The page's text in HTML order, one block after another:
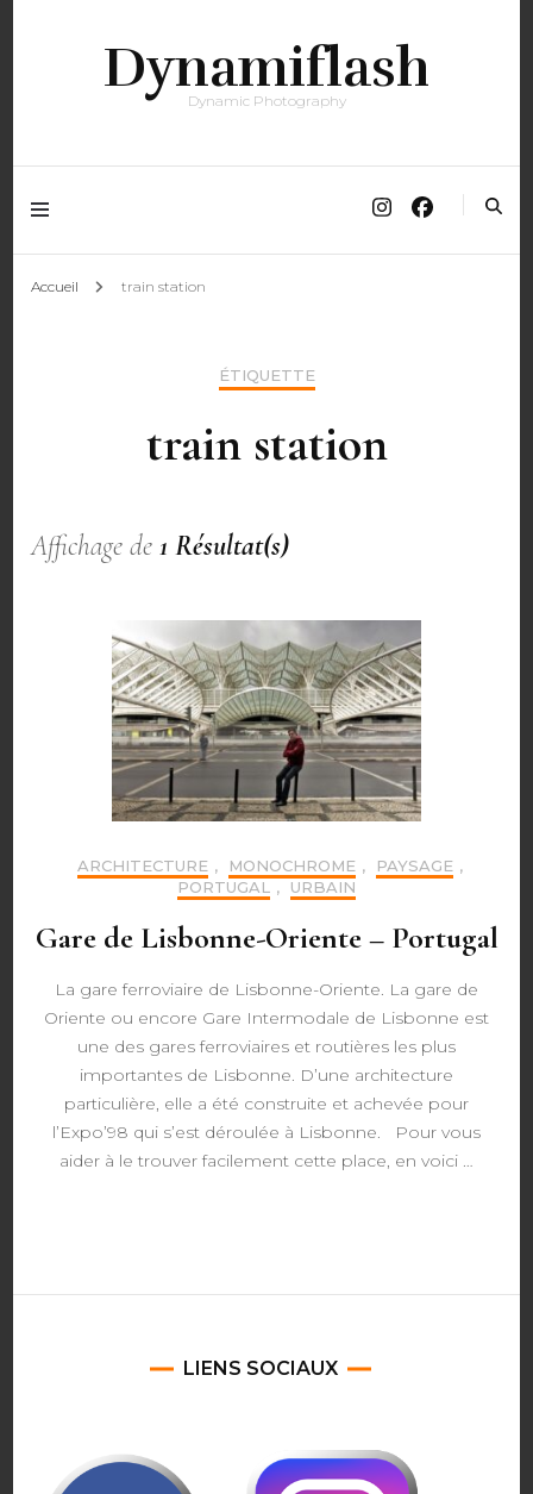
Dynamiflash
Dynamic Photography
Accueil train station
ÉTIQUETTE
train station
Affichage de1 Résultat(s)
ARCHITECTURE , MONOCHROME , PAYSAGE ,
PORTUGAL
, URBAIN
Gare de Lisbonne-Oriente – Portugal
La gare ferroviaire de Lisbonne-Oriente. La gare de
Oriente ou encore Gare Intermodale de Lisbonne est
une des gares ferroviaires et routières les plus
importantes de Lisbonne. D’une architecture
particulière, elle a été construite et achevée pour
l’Expo’98 qui s’est déroulée à Lisbonne. Pour vous
aider à le trouver facilement cette place, en voici …
LIENS SOCIAUX